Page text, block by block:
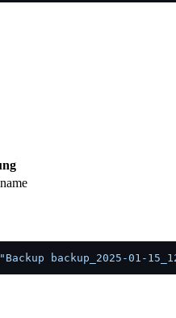
"Backup backup_2025-01-